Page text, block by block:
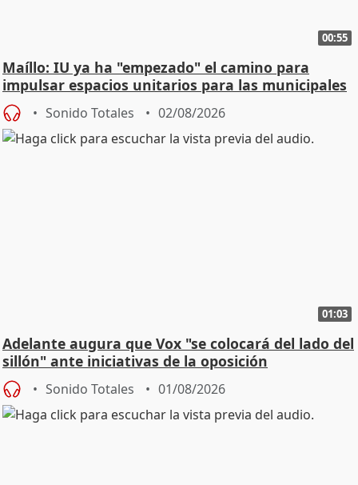
00:55
Maíllo: IU ya ha "empezado" el camino para
impulsar espacios unitarios para las municipales
Sonido Totales 02/08/2026
01:03
Adelante augura que Vox "se colocará del lado del
sillón" ante iniciativas de la oposición
Sonido Totales 01/08/2026